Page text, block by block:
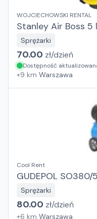
WOJCIECHOWSKI RENTAL
Stanley Air Boss 5
Sprężarki
70.00 zł/dzień
Dostępność
+9 km Warszawa
Cool Rent
GUDEPOL SO380/
Sprężarki
80.00 zł/dzień
+6 km Warszawa